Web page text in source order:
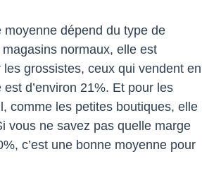
moyenne dépend du type de
normaux, elle est
les grossistes, ceux qui vendent en
d’environ 21%. Et pour les
comme les petites boutiques, elle
vous ne savez pas quelle marge
c’est une bonne moyenne pour